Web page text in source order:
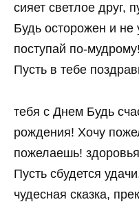
сияет светлое друг,
Будь осторожен и не
поступай по-
Пусть в тебе
тебя с Днем Будь
рождения! Хочу
пожелаешь!
Пусть сбудется
чудесная сказка,